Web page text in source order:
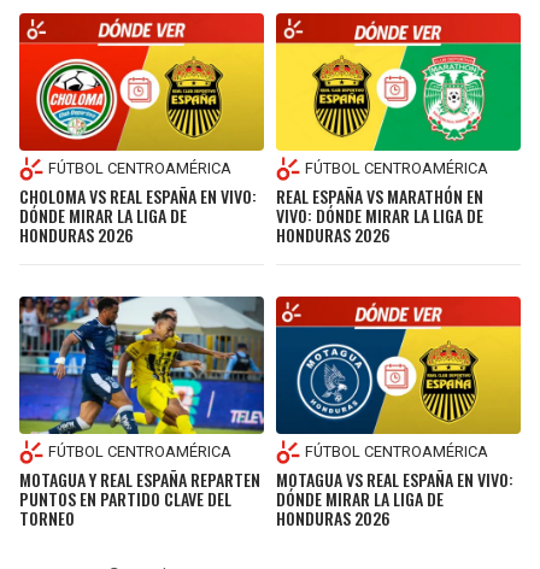
FÚTBOL CENTROAMÉRICA
CHOLOMA VS REAL ESPAÑA EN VIVO:
DÓNDE MIRAR LA LIGA DE
HONDURAS 2026
FÚTBOL CENTROAMÉRICA
REAL ESPAÑA VS MARATHÓN EN
VIVO: DÓNDE MIRAR LA LIGA DE
HONDURAS 2026
FÚTBOL CENTROAMÉRICA
MOTAGUA Y REAL ESPAÑA REPARTEN
PUNTOS EN PARTIDO CLAVE DEL
TORNEO
FÚTBOL CENTROAMÉRICA
MOTAGUA VS REAL ESPAÑA EN VIVO:
DÓNDE MIRAR LA LIGA DE
HONDURAS 2026